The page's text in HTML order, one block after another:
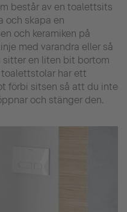
består av en toalettsits
och skapa en
och keramiken på
med varandra eller så
sitter en liten bit bortom
har ett
förbi sitsen så att du inte
och stänger den.